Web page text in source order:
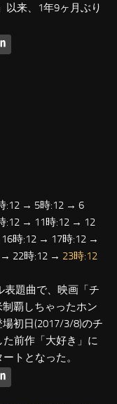
以来、1年9ヶ月ぶり
:12 → 5時:12 → 6
:12 → 11時:12 → 12
時:12 → 17時:12 →
22時:12 → 23時:12
表題曲で、映画「チ
覇しちゃったホン
初日(2017/3/8)のチ
前作「大好き」に
トとなった。